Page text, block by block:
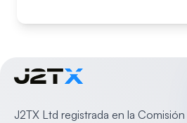
J2TX Ltd registrada en la